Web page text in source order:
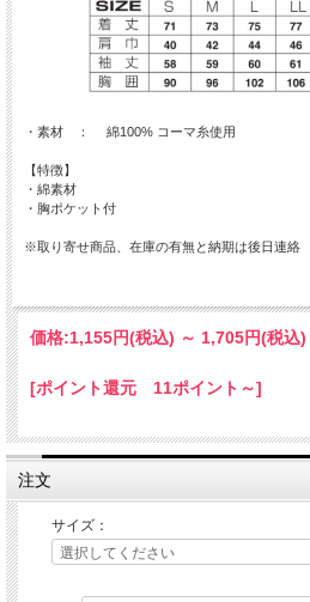
・素材 ： 綿100% コーマ糸使用
【特徴】
・綿素材
・胸ポケット付
※取り寄せ商品、在庫の有無と納期は後日連絡
価格:1,155円(税込) ～ 1,705円(税込)
[ポイント還元 11ポイント～]
注文
サイズ：